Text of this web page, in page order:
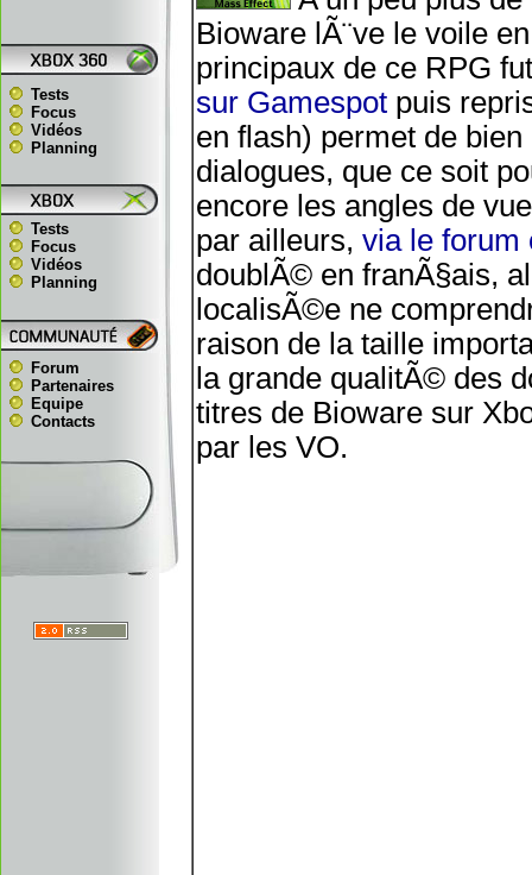
Tests
Focus
Vidéos
Planning
Tests
Focus
Vidéos
Planning
Forum
Partenaires
Equipe
Contacts
Bioware lÃ¨ve le voile
principaux de ce RPG
sur Gamespotpuis
en flash) permet de
dialogues, que ce soit
encore les angles de
par ailleurs, via le forum
doublÃ© en franÃ§ais,
localisÃ©e ne
raison de la taille
la grande qualitÃ© des
titres de Bioware sur
par les VO.